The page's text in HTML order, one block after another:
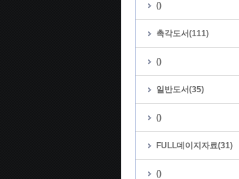
()
촉각도서(111)
()
일반도서(35)
()
FULL데이지자료(31)
()